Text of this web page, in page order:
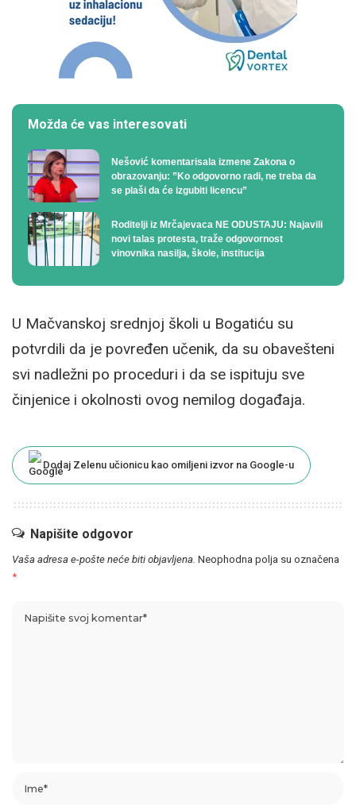
Možda će vas interesovati
Nešović komentarisala izmene Zakona o
obrazovanju: ”Ko odgovorno radi, ne treba da
se plaši da će izgubiti licencu”
Roditelji iz Mrčajevaca NE ODUSTAJU: Najavili
novi talas protesta, traže odgovornost
vinovnika nasilja, škole, institucija
U Mačvanskoj srednjoj školi u Bogatiću su
potvrdili da je povređen učenik, da su obavešteni
svi nadležni po proceduri i da se ispituju sve
činjenice i okolnosti ovog nemilog događaja.
Dodaj Zelenu učionicu kao omiljeni izvor na Google-u
Napišite odgovor
Vaša adresa e-pošte neće biti objavljena. Neophodna polja su označena
*